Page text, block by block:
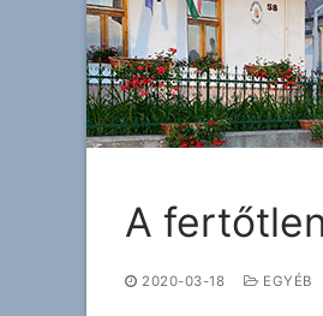
A
2020-03-18 EGYÉB